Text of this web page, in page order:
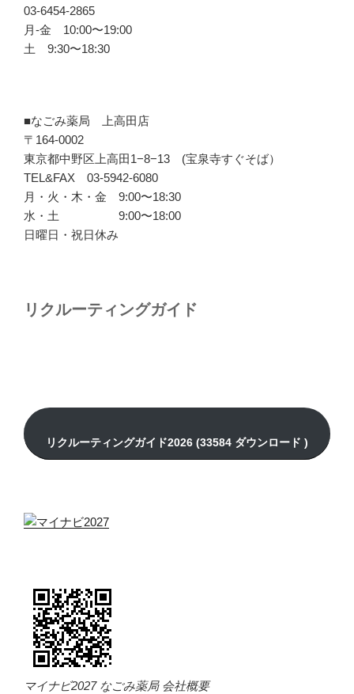
03-6454-2865
月-金 10:00〜19:00
土 9:30〜18:30
■なごみ薬局 上高田店
〒164-0002
東京都中野区上高田1−8−13 (宝泉寺すぐそば）
TEL&FAX 03-5942-6080
月・火・木・金 9:00〜18:30
水・土 9:00〜18:00
日曜日・祝日休み
リクルーティングガイド
マイナビ2027 なごみ薬局 会社概要